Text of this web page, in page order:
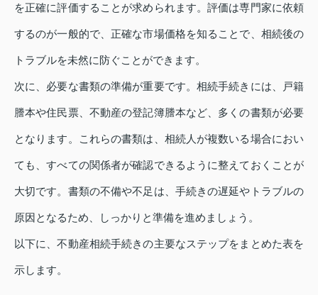
を正確に評価することが求められます。評価は専門家に依頼
するのが一般的で、正確な市場価格を知ることで、相続後の
トラブルを未然に防ぐことができます。
次に、必要な書類の準備が重要です。相続手続きには、戸籍
謄本や住民票、不動産の登記簿謄本など、多くの書類が必要
となります。これらの書類は、相続人が複数いる場合におい
ても、すべての関係者が確認できるように整えておくことが
大切です。書類の不備や不足は、手続きの遅延やトラブルの
原因となるため、しっかりと準備を進めましょう。
以下に、不動産相続手続きの主要なステップをまとめた表を
示します。